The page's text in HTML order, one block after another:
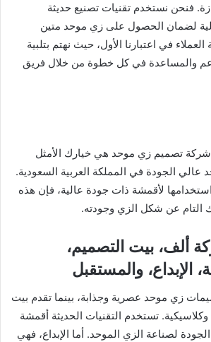
فنحن نستخدم تقنيات تصنيع حديثة
لضمان الحصول على زي موحد متين
في اعتبارنا الأول، حيث نهتم بتلبية
والمساعدة في كل خطوة من خلال فريق
تصميم زي موحد هي خيارك الأمثل
الجودة في المملكة العربية السعودية.
لأقمشة ذات جودة عالية، فإن هذه
عن شكل الزي وجودته.
ألف، بيت التصميم،
الإبداع، والمستقبل
زي موحد عصرية وجذابة، بينما تقدم بيت
تستخدم التقنيات الحديثة أقمشة
لصناعة الزي الموحد. أما الإبداع، فهي